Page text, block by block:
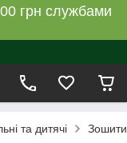
грн службами
та дитячі Зошити